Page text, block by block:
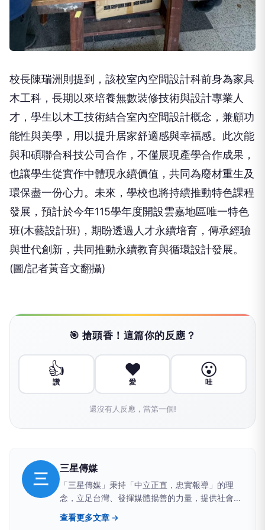
校長陳瑞洲則提到，該校室內空間設計科前身為家具
木工科，長期以來培養無數裝修技術與設計專業人
才，學生以木工技術結合室內空間設計概念，兼顧功
能性與美學，用以提升居家舒適感與幸福感。此次能
與和碩聯合科技公司合作，不僅展現產學合作成果，
也讓學生從實作中體現永續價值，共同為廢材重生及
環保盡一份心力。未來，學校也將持續推動特色課程
發展，預計於今年115學年度開設雲嘉地區唯一特色
班(木藝設計班)，期盼透過人才永續培育，傳承經驗
與世代創新，共同推動永續教育與循環設計發展。
(圖/記者黃音文翻攝)
🎯 搶頭香！這篇你的反應？
👍
讚
❤️
愛
😮
哇
還沒有人反應，當第一個!
三
三星傳媒
「三星傳媒」秉持「中立正直，忠實報導」的理
念，立足台灣、發揮媒體揚善的力量，提供社會積
極與正向的影響。 周易•繫辭提及「在天成象」，
「三星」提供滿天星斗中指引的方向，三星拱照呈
查看更多文章 →